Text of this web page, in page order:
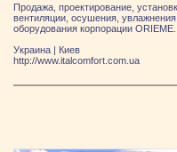
Продажа, проектирование,
вентиляции, осушения,
оборудования корпорации ORIEME.
Украина | Киев
http://www.italcomfort.com.ua